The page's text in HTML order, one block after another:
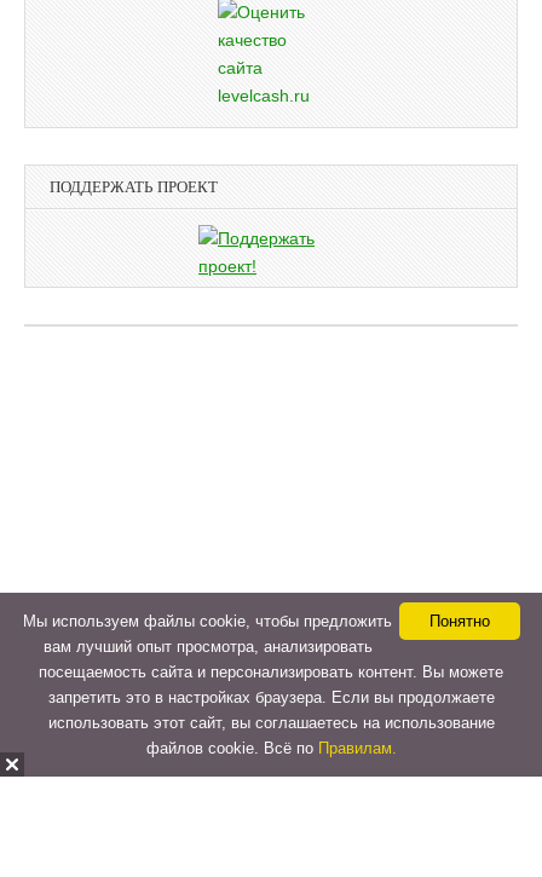
ПОДДЕРЖАТЬ ПРОЕКТ
Понятно
Мы используем файлы cookie, чтобы предложить
вам лучший опыт просмотра, анализировать
посещаемость сайта и персонализировать контент. Вы можете
запретить это в настройках браузера. Если вы продолжаете
использовать этот сайт, вы соглашаетесь на использование
файлов cookie. Всё по Правилам.